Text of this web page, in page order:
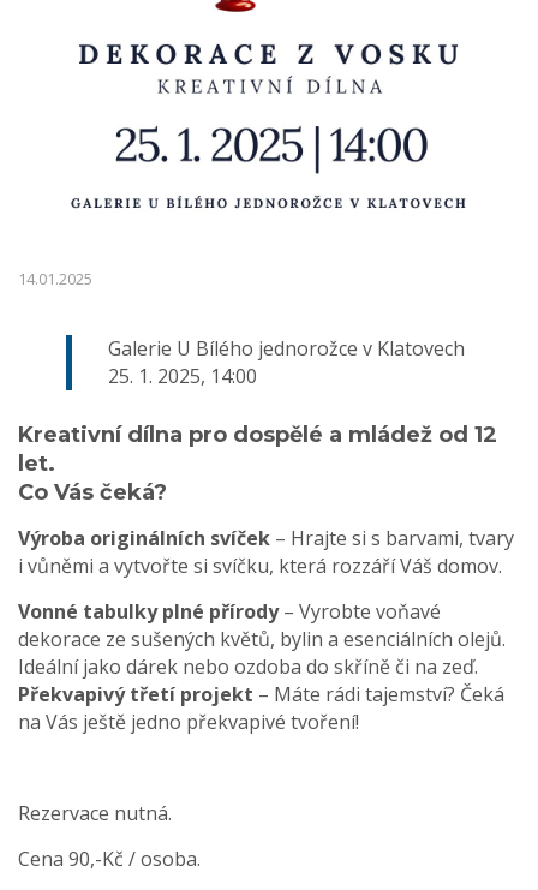
14.01.2025
Galerie U Bílého jednorožce v Klatovech
25. 1. 2025, 14:00
Kreativní dílna pro dospělé a mládež od 12
let.
Co Vás čeká?
Výroba originálních svíček – Hrajte si s barvami, tvary
i vůněmi a vytvořte si svíčku, která rozzáří Váš domov.
Vonné tabulky plné přírody– Vyrobte voňavé
dekorace ze sušených květů, bylin a esenciálních olejů.
Ideální jako dárek nebo ozdoba do skříně či na zeď.
Překvapivý třetí projekt – Máte rádi tajemství? Čeká
na Vás ještě jedno překvapivé tvoření!
Rezervace nutná.
Cena 90,-Kč / osoba.